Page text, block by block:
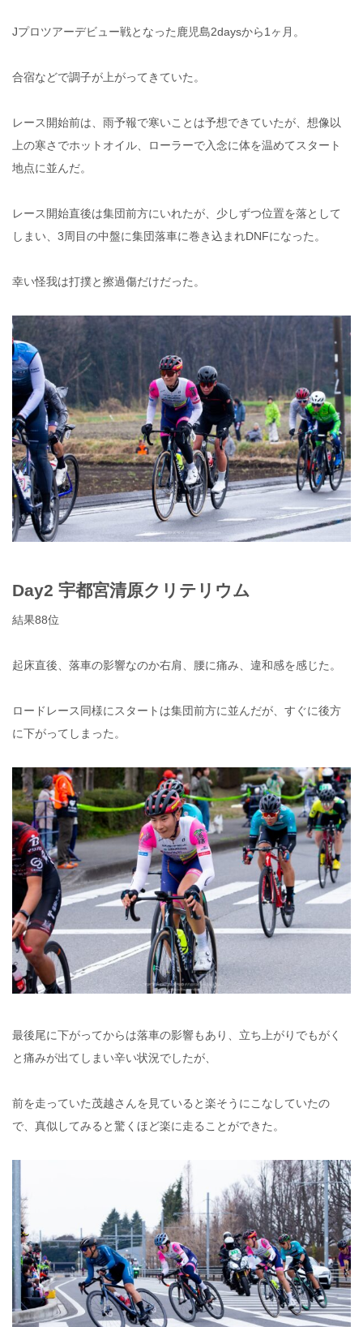
Jプロツアーデビュー戦となった鹿児島2daysから1ヶ月。
合宿などで調子が上がってきていた。
レース開始前は、雨予報で寒いことは予想できていたが、想像以
上の寒さでホットオイル、ローラーで入念に体を温めてスタート
地点に並んだ。
レース開始直後は集団前方にいれたが、少しずつ位置を落として
しまい、3周目の中盤に集団落車に巻き込まれDNFになった。
幸い怪我は打撲と擦過傷だけだった。
Day2 宇都宮清原クリテリウム
結果88位
起床直後、落車の影響なのか右肩、腰に痛み、違和感を感じた。
ロードレース同様にスタートは集団前方に並んだが、すぐに後方
に下がってしまった。
最後尾に下がってからは落車の影響もあり、立ち上がりでもがく
と痛みが出てしまい辛い状況でしたが、
前を走っていた茂越さんを見ていると楽そうにこなしていたの
で、真似してみると驚くほど楽に走ることができた。